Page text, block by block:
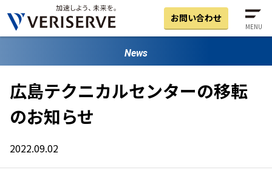
お問い合わせ
MENU
News
広島テクニカルセンターの移転
のお知らせ
2022.09.02